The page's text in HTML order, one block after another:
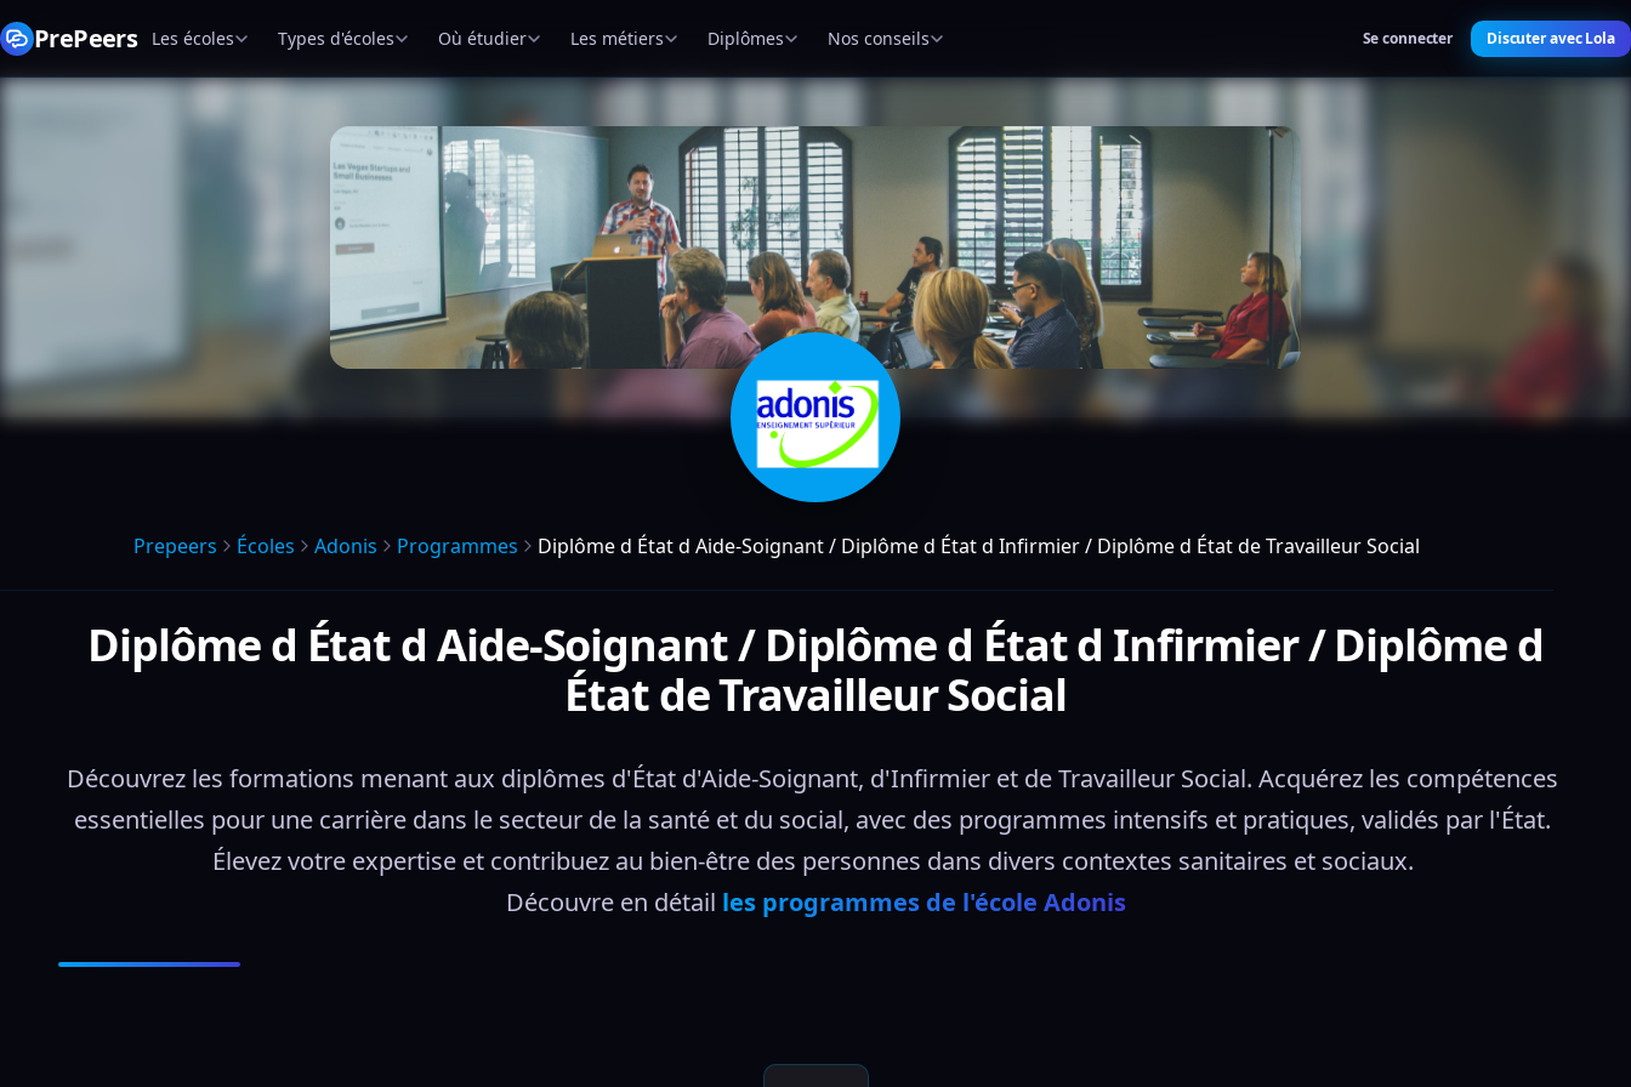
PrePeers Les écoles Types d'écoles Où étudier Les métiers Diplômes Nos conseils Se connecter Discuter avec Lola
Prepeers Écoles Adonis Programmes Diplôme d État d Aide-Soignant / Diplôme d État d Infirmier / Diplôme d État de Travailleur Social
Diplôme d État d Aide-Soignant / Diplôme d État d Infirmier / Diplôme d
État de Travailleur Social
Découvrez les formations menant aux diplômes d'État d'Aide-Soignant, d'Infirmier et de Travailleur Social. Acquérez les compétences
essentielles pour une carrière dans le secteur de la santé et du social, avec des programmes intensifs et pratiques, validés par l'État.
Élevez votre expertise et contribuez au bien-être des personnes dans divers contextes sanitaires et sociaux.
Découvre en détail les programmes de l'école Adonis